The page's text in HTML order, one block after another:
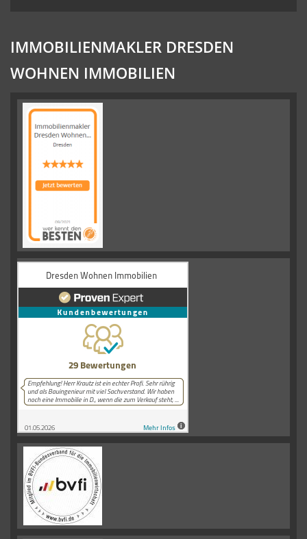
IMMOBILIENMAKLER DRESDEN
WOHNEN IMMOBILIEN